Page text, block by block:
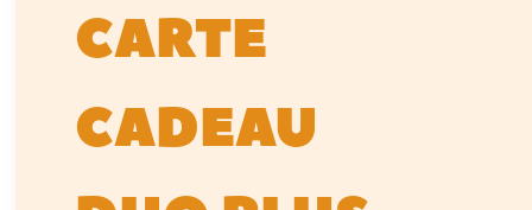
CARTE
CADEAU